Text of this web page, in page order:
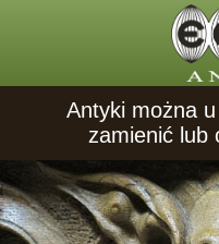
Antyki można
zamienić lub